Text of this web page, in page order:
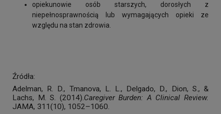
opiekunowie osób starszych, dorosłych z
niepełnosprawnością lub wymagających opieki ze
względu na stan zdrowia.
Źródła:
Adelman, R. D., Tmanova, L. L., Delgado, D., Dion, S., &
Lachs, M. S. (2014).Caregiver Burden: A Clinical Review.
JAMA, 311(10), 1052–1060.